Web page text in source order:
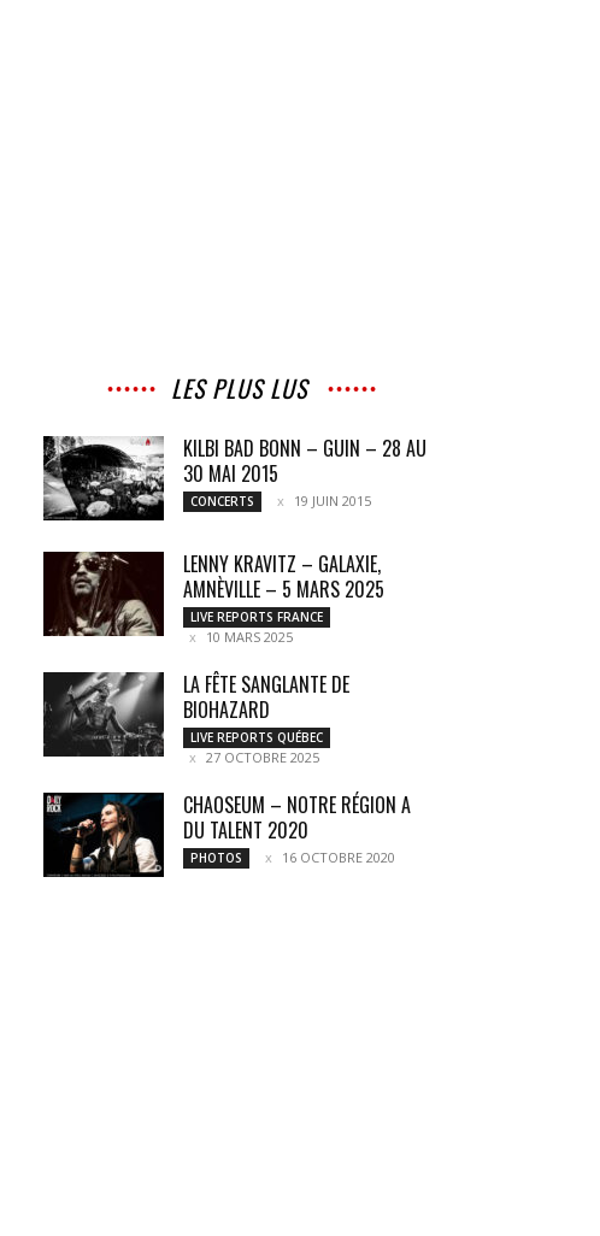
LES PLUS LUS
KILBI BAD BONN – GUIN – 28 AU
30 MAI 2015
CONCERTS 19 JUIN 2015
LENNY KRAVITZ – GALAXIE,
AMNÈVILLE – 5 MARS 2025
LIVE REPORTS FRANCE
10 MARS 2025
LA FÊTE SANGLANTE DE
BIOHAZARD
LIVE REPORTS QUÉBEC
27 OCTOBRE 2025
CHAOSEUM – NOTRE RÉGION A
DU TALENT 2020
PHOTOS 16 OCTOBRE 2020